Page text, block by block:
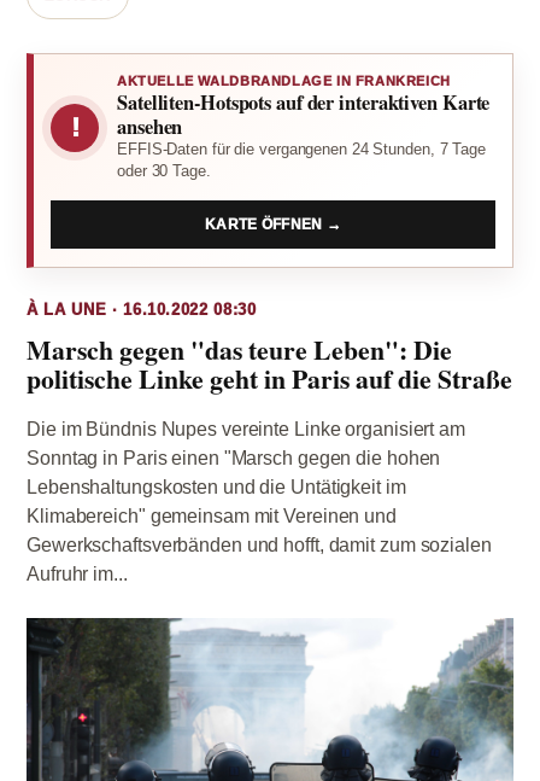
!
AKTUELLE WALDBRANDLAGE IN FRANKREICH
Satelliten-Hotspots auf der interaktiven Karte
ansehen
EFFIS-Daten für die vergangenen 24 Stunden, 7 Tage
oder 30 Tage.
KARTE ÖFFNEN →
À LA UNE · 16.10.2022 08:30
Marsch gegen "das teure Leben": Die
politische Linke geht in Paris auf die Straße
Die im Bündnis Nupes vereinte Linke organisiert am
Sonntag in Paris einen "Marsch gegen die hohen
Lebenshaltungskosten und die Untätigkeit im
Klimabereich" gemeinsam mit Vereinen und
Gewerkschaftsverbänden und hofft, damit zum sozialen
Aufruhr im...